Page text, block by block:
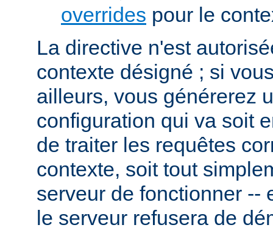
overrides pour le
La directive n'est
contexte désigné ; si
ailleurs, vous générerez
configuration qui va soit
de traiter les requêtes
contexte, soit tout
serveur de fonctionner --
le serveur refusera de